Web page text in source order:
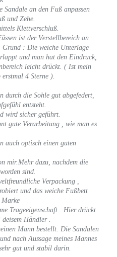
Sandale an den Fuß anpassen
und Zehe.
Klettverschluß.
ist der Verstellbereich an
Grund : Die weiche Unterlage
und man hat den Eindruck,
leicht drückt. ( Ist mein
4 Sterne ).
durch die Sohle gut abgefedert,
entsteht.
wird sicher geführt.
gute Verarbeitung , wie man es
auch optisch einen guten
mir.Mehr dazu, nachdem die
sind.
Verpackung ,
und das weiche Fußbett
Marke
Trageeigenschaft . Hier drückt
Händler .
Mann bestellt. Die Sandalen
nach Aussage meines Mannes
gut und stabil darin.